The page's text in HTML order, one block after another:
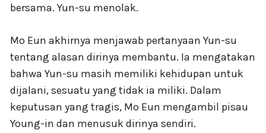
bersama. Yun-su menolak.
Mo Eun akhirnya menjawab pertanyaan Yun-su
tentang alasan dirinya membantu. Ia mengatakan
bahwa Yun-su masih memiliki kehidupan untuk
dijalani, sesuatu yang tidak ia miliki. Dalam
keputusan yang tragis, Mo Eun mengambil pisau
Young-in dan menusuk dirinya sendiri.